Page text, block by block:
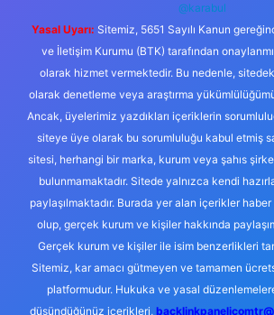
@karabul
Yasal Uyarı: Sitemiz, 5651 Sayılı Kanun
ve İletişim Kurumu (BTK) tarafından
olarak hizmet vermektedir. Bu nedenle,
olarak denetleme veya araştırma
Ancak, üyelerimiz yazdıkları içeriklerin
siteye üye olarak bu sorumluluğu kabul etmiş
sitesi, herhangi bir marka, kurum veya şahıs
bulunmamaktadır. Sitede yalnızca kendi
paylaşılmaktadır. Burada yer alan içerikler
olup, gerçek kurum ve kişiler hakkında
Gerçek kurum ve kişiler ile isim benzerlikleri
Sitemiz, kar amacı gütmeyen ve tamamen
platformudur. Hukuka ve yasal
düşündüğünüz içerikleri,